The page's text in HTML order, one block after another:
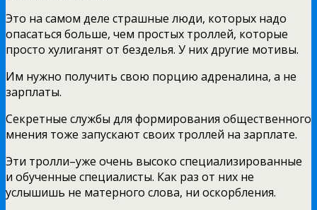
Это на самом деле страшные люди, которых надо
опасаться больше, чем простых троллей, которые
просто хулиганят от безделья. У них другие мотивы.
Им нужно получить свою порцию адреналина, а не
зарплаты.
Секретные службы для формирования общественного
мнения тоже запускают своих троллей на зарплате.
Эти тролли–уже очень высоко специализированные
и обученные специалисты. Как раз от них не
услышишь не матерного слова, ни оскорбления.